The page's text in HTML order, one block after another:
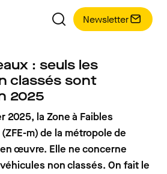
Newsletter
: seuls les
classés sont
2025
2025, la Zone à Faibles
m) de la métropole de
œuvre. Elle ne concerne
non classés. On fait le